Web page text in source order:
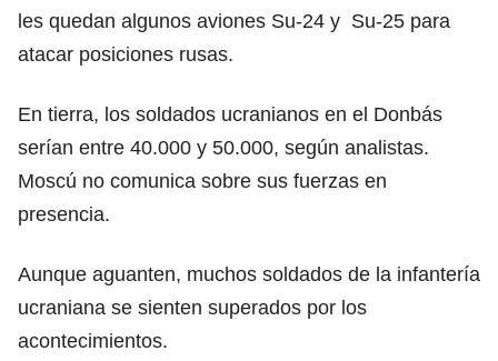
les quedan algunos aviones Su-24 y Su-25 para
atacar posiciones rusas.
En tierra, los soldados ucranianos en el Donbás
serían entre 40.000 y 50.000, según analistas.
Moscú no comunica sobre sus fuerzas en
presencia.
Aunque aguanten, muchos soldados de la infantería
ucraniana se sienten superados por los
acontecimientos.